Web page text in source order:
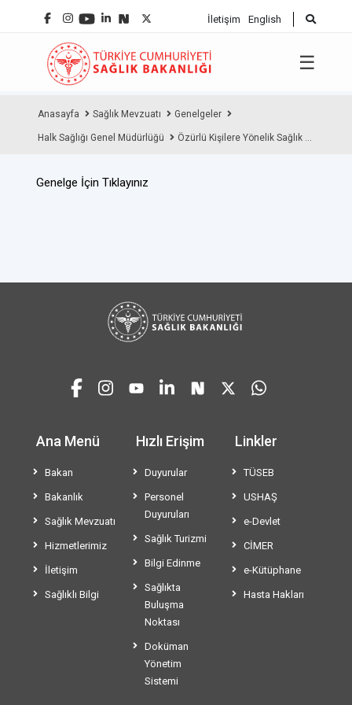
İletişim English
☰
Anasayfa Sağlık Mevzuatı Genelgeler
Halk Sağlığı Genel Müdürlüğü Özürlü Kişilere Yönelik Sağlık ...
Genelge İçin Tıklayınız
Ana Menü
Bakan
Bakanlık
Sağlık Mevzuatı
Hizmetlerimiz
İletişim
Sağlıklı Bilgi
Hızlı Erişim
Duyurular
Personel
Duyuruları
Sağlık Turizmi
Bilgi Edinme
Sağlıkta
Buluşma
Noktası
Doküman
Yönetim
Sistemi
Linkler
TÜSEB
USHAŞ
e-Devlet
CİMER
e-Kütüphane
Hasta Hakları